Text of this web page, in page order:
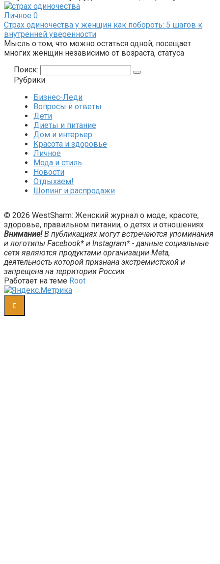
Личное 0
Страх одиночества у женщин как побороть: 5 шагов к
внутренней уверенности
Мысль о том, что можно остаться одной, посещает
многих женщин независимо от возраста, статуса
Поиск:
Рубрики
Бизнес-Леди
Вопросы и ответы
Дети
Диеты и питание
Дом и интерьер
Красота и здоровье
Личное
Мода и стиль
Новости
Отдыхаем!
Шопинг и распродажи
© 2026 WestSharm: Женский журнал о моде, красоте,
здоровье, правильном питании, о детях и отношениях
Внимание!В публикациях могут встречаются упоминания
и логотипы Facebook* и Instagram* - данные социальные
сети являются продуктами организации Meta,
деятельность которой признана экстремистской и
запрещена на территории России
Работает на теме Root